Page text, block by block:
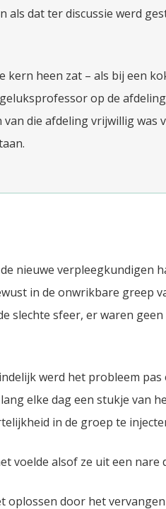
als dat ter discussie werd
kern heen zat – als bij een
op de
van die afdeling vrijwillig was
nieuwe verpleegkundigen
in de onwrikbare greep
slechte sfeer, er waren
werd het probleem
elke dag een stukje van
in de groep te
voelde alsof ze uit een nare
oplossen door het